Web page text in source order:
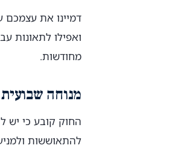
דמיינו את עצמכם
ואפילו לתאונות
מחודשות.
מנוחה שבועית
להתאוששות